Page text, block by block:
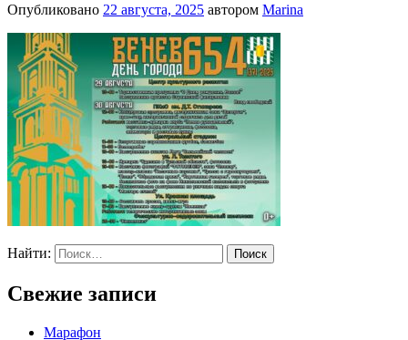
Опубликовано 22 августа, 2025 автором Marina
Найти:
Свежие записи
Марафон